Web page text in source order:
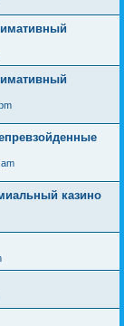
казино